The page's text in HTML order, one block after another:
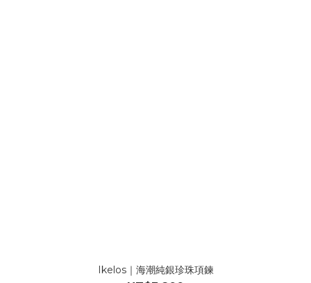
Ikelos｜海潮純銀珍珠項鍊